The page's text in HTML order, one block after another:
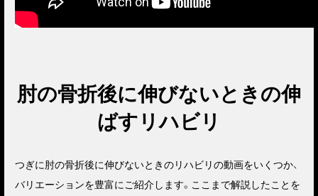
肘の骨折後に伸びないときの伸
ばすリハビリ
つぎに肘の骨折後に伸びないときのリハビリの動画をいくつか、
バリエーションを豊富にご紹介します。ここまで解説したことを